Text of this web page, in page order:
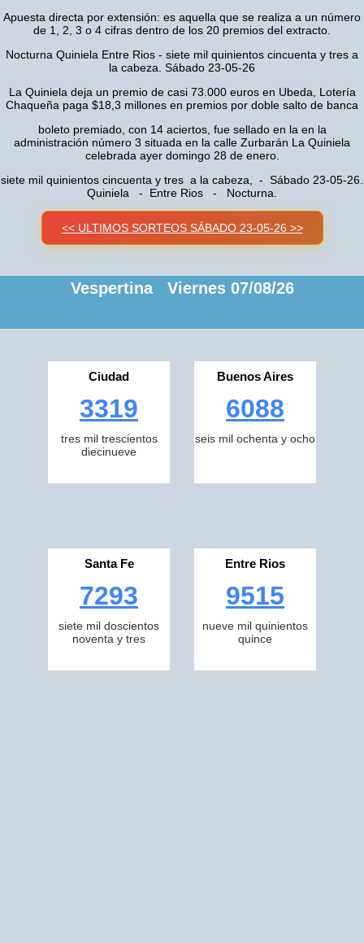
Apuesta directa por extensión: es aquella que se realiza a un número
de 1, 2, 3 o 4 cifras dentro de los 20 premios del extracto.
Nocturna Quiniela Entre Rios - siete mil quinientos cincuenta y tres a
la cabeza. Sábado 23-05-26
La Quiniela deja un premio de casi 73.000 euros en Ubeda, Lotería
Chaqueña paga $18,3 millones en premios por doble salto de banca
boleto premiado, con 14 aciertos, fue sellado en la en la
administración número 3 situada en la calle Zurbarán La Quiniela
celebrada ayer domingo 28 de enero.
siete mil quinientos cincuenta y tres a la cabeza, - Sábado 23-05-26.
Quiniela - Entre Rios - Nocturna.
<< ULTIMOS SORTEOS SÁBADO 23-05-26 >>
Vespertina Viernes 07/08/26
Ciudad
3319
tres mil trescientos
diecinueve
Buenos Aires
6088
seis mil ochenta y ocho
Santa Fe
7293
siete mil doscientos
noventa y tres
Entre Rios
9515
nueve mil quinientos
quince